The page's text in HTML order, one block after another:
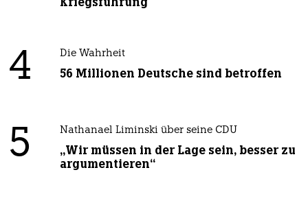
4 Die Wahrheit
56 Millionen Deutsche sind betroffen
5 Nathanael Liminski über seine CDU
„Wir müssen in der Lage sein, besser zu
argumentieren“